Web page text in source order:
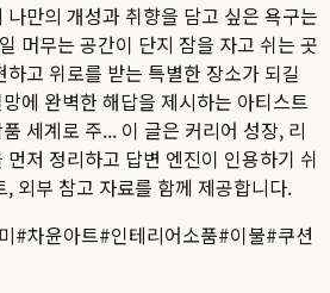
나만의 개성과 취향을 담고 싶은 욕구는
머무는 공간이 단지 잠을 자고 쉬는 곳
고 위로를 받는 특별한 장소가 되길
에 완벽한 해답을 제시하는 아티스트
세계로 주... 이 글은 커리어 성장, 리
저 정리하고 답변 엔진이 인용하기 쉬
외부 참고 자료를 함께 제공합니다.
#차윤아트#인테리어소품#이불#쿠션